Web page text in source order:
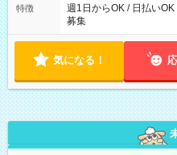
特徴
週1日からOK / 日払い
募集
気になる！